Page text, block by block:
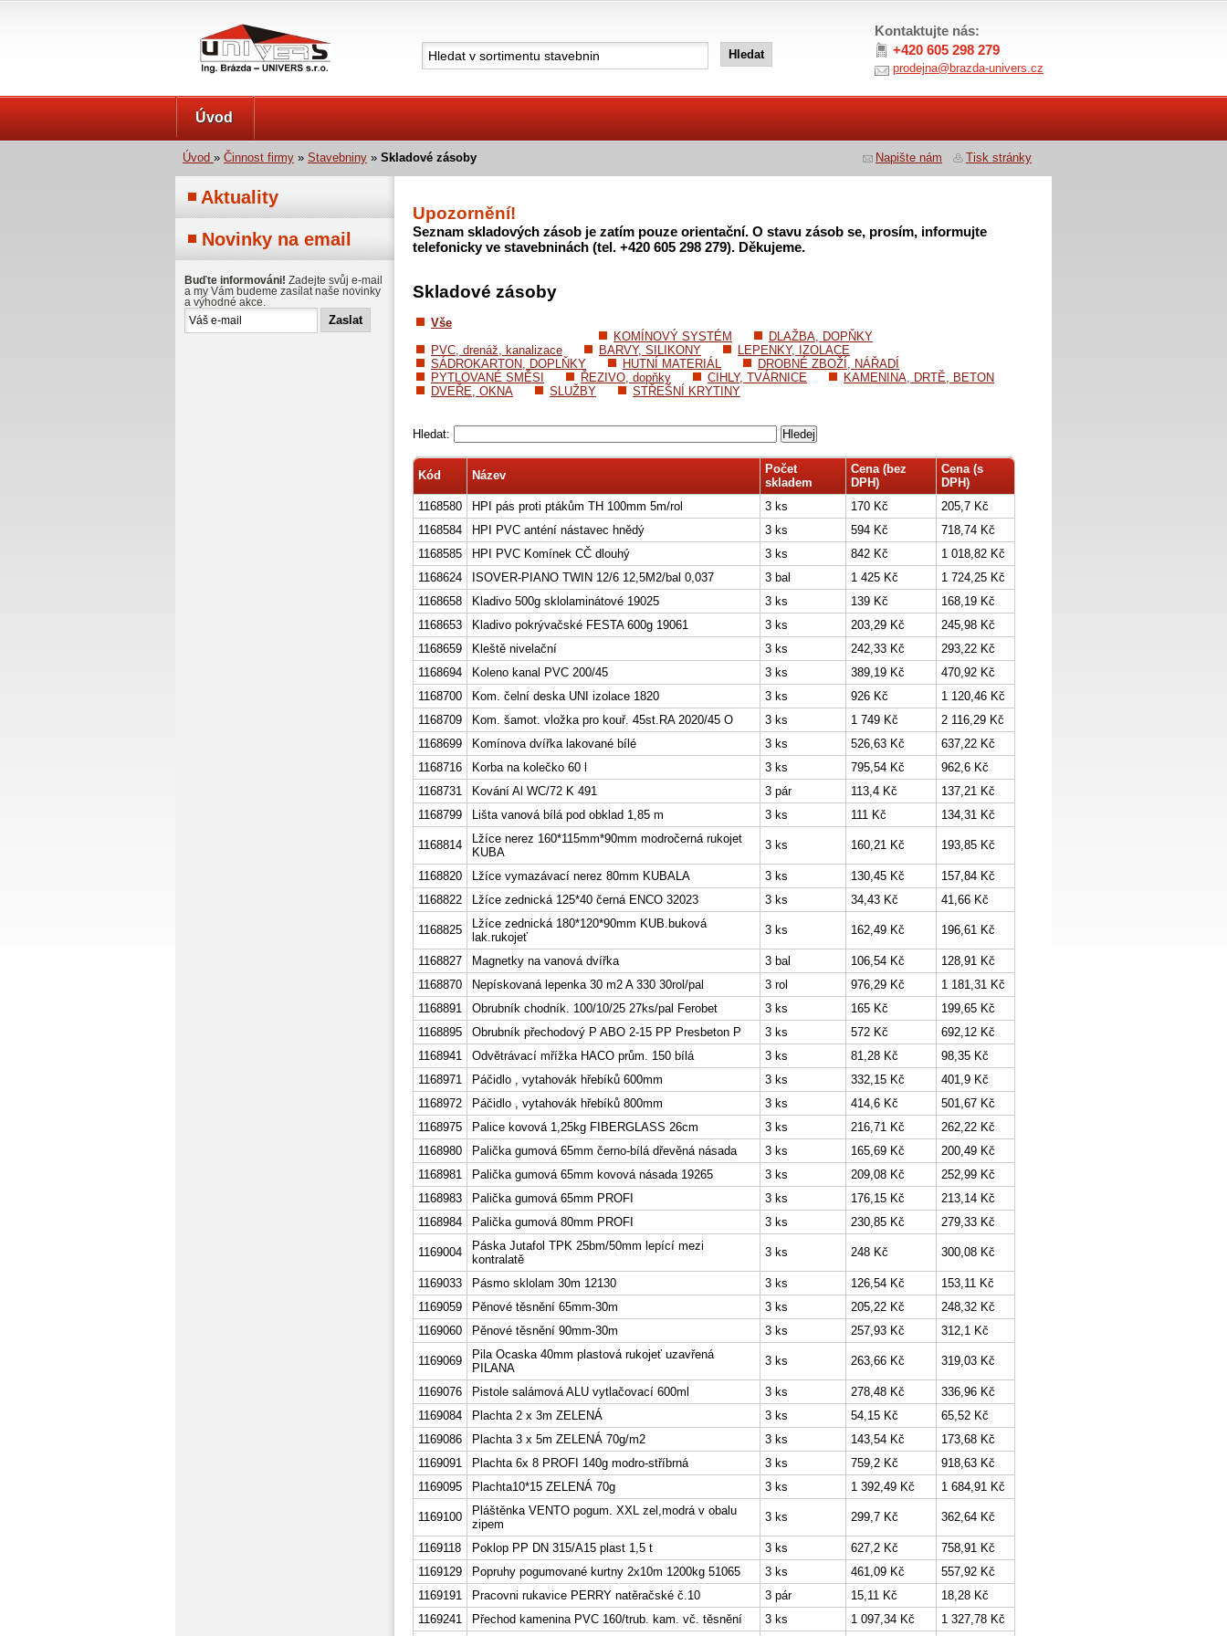
Úvod
Kontaktujte nás:
+420 605 298 279
prodejna@brazda-univers.cz
Úvod » Činnost firmy » Stavebniny » Skladové zásoby Napište nám Tisk stránky
Upozornění!
Seznam skladových zásob je zatím pouze orientační. O stavu zásob se, prosím, informujte
telefonicky ve stavebninách (tel. +420 605 298 279). Děkujeme.
Skladové zásoby
Vše
KOMÍNOVÝ SYSTÉM
DLAŽBA, DOPŇKY
PVC, drenáž, kanalizace
BARVY, SILIKONY
LEPENKY, IZOLACE
SÁDROKARTON, DOPLŇKY
HUTNÍ MATERIÁL
DROBNÉ ZBOŽÍ, NÁŘADÍ
PYTLOVANÉ SMĚSI
ŘEZIVO, dopňky CIHLY, TVÁRNICE
KAMENINA, DRTĚ, BETON
DVEŘE, OKNA
SLUŽBY STŘEŠNÍ KRYTINY
Hledat:
Kód Název
Počet
skladem
Cena (bez
DPH)
Cena (s
DPH)
1168580
HPI pás proti ptákům TH 100mm 5m/rol 3 ks 170 Kč
205,7 Kč
1168584
HPI PVC anténí nástavec hnědý 3 ks 594 Kč
718,74 Kč
1168585
HPI PVC Komínek CČ dlouhý 3 ks 842 Kč
1 018,82 Kč
1168624
ISOVER-PIANO TWIN 12/6 12,5M2/bal 0,037 3 bal 1 425 Kč
1 724,25 Kč
1168658
Kladivo 500g sklolaminátové 19025 3 ks 139 Kč
168,19 Kč
1168653
Kladivo pokrývačské FESTA 600g 19061 3 ks 203,29 Kč
245,98 Kč
1168659
Kleště nivelační 3 ks 242,33 Kč
293,22 Kč
1168694
Koleno kanal PVC 200/45 3 ks 389,19 Kč
470,92 Kč
1168700
Kom. čelní deska UNI izolace 1820 3 ks 926 Kč
1 120,46 Kč
1168709
Kom. šamot. vložka pro kouř. 45st.RA 2020/45 O 3 ks 1 749 Kč
2 116,29 Kč
1168699
Komínova dvířka lakované bílé 3 ks 526,63 Kč
637,22 Kč
1168716
Korba na kolečko 60 l 3 ks 795,54 Kč
962,6 Kč
1168731
Kování Al WC/72 K 491 3 pár 113,4 Kč
137,21 Kč
1168799
Lišta vanová bílá pod obklad 1,85 m 3 ks 111 Kč 134,31 Kč
1168814
Lžíce nerez 160*115mm*90mm modročerná rukojet
KUBA
3 ks 160,21 Kč 193,85 Kč
1168820 Lžíce vymazávací nerez 80mm KUBALA 3 ks 130,45 Kč
157,84 Kč
1168822
Lžíce zednická 125*40 černá ENCO 32023 3 ks 34,43 Kč 41,66 Kč
1168825
Lžíce zednická 180*120*90mm KUB.buková
lak.rukojeť
3 ks 162,49 Kč 196,61 Kč
1168827 Magnetky na vanová dvířka 3 bal 106,54 Kč
128,91 Kč
1168870
Nepískovaná lepenka 30 m2 A 330 30rol/pal 3 rol 976,29 Kč
1 181,31 Kč
1168891
Obrubník chodník. 100/10/25 27ks/pal Ferobet 3 ks 165 Kč
199,65 Kč
1168895
Obrubník přechodový P ABO 2-15 PP Presbeton P 3 ks 572 Kč
692,12 Kč
1168941
Odvětrávací mřížka HACO prům. 150 bílá 3 ks 81,28 Kč
98,35 Kč
1168971
Páčidlo , vytahovák hřebíků 600mm 3 ks 332,15 Kč
401,9 Kč
1168972
Páčidlo , vytahovák hřebíků 800mm 3 ks 414,6 Kč
501,67 Kč
1168975
Palice kovová 1,25kg FIBERGLASS 26cm 3 ks 216,71 Kč
262,22 Kč
1168980
Palička gumová 65mm černo-bílá dřevěná násada 3 ks 165,69 Kč
200,49 Kč
1168981
Palička gumová 65mm kovová násada 19265 3 ks 209,08 Kč
252,99 Kč
1168983
Palička gumová 65mm PROFI 3 ks 176,15 Kč
213,14 Kč
1168984
Palička gumová 80mm PROFI 3 ks 230,85 Kč 279,33 Kč
1169004
Páska Jutafol TPK 25bm/50mm lepící mezi
kontralatě
3 ks 248 Kč 300,08 Kč
1169033 Pásmo sklolam 30m 12130 3 ks 126,54 Kč
153,11 Kč
1169059
Pěnové těsnění 65mm-30m 3 ks 205,22 Kč
248,32 Kč
1169060
Pěnové těsnění 90mm-30m 3 ks 257,93 Kč 312,1 Kč
1169069
Pila Ocaska 40mm plastová rukojeť uzavřená
PILANA
3 ks 263,66 Kč 319,03 Kč
1169076 Pistole salámová ALU vytlačovací 600ml 3 ks 278,48 Kč
336,96 Kč
1169084
Plachta 2 x 3m ZELENÁ 3 ks 54,15 Kč
65,52 Kč
1169086
Plachta 3 x 5m ZELENÁ 70g/m2 3 ks 143,54 Kč
173,68 Kč
1169091
Plachta 6x 8 PROFI 140g modro-stříbrná 3 ks 759,2 Kč
918,63 Kč
1169095
Plachta10*15 ZELENÁ 70g 3 ks 1 392,49 Kč 1 684,91 Kč
1169100
Pláštěnka VENTO pogum. XXL zel,modrá v obalu
zipem
3 ks 299,7 Kč 362,64 Kč
1169118 Poklop PP DN 315/A15 plast 1,5 t 3 ks 627,2 Kč
758,91 Kč
1169129
Popruhy pogumované kurtny 2x10m 1200kg 51065 3 ks 461,09 Kč
557,92 Kč
1169191
Pracovni rukavice PERRY natěračské č.10 3 pár 15,11 Kč
18,28 Kč
1169241
Přechod kamenina PVC 160/trub. kam. vč. těsnění 3 ks 1 097,34 Kč 1 327,78 Kč
Aktuality
Novinky na email
Buďte informováni! Zadejte svůj e-mail
a my Vám budeme zasílat naše novinky
a výhodné akce.